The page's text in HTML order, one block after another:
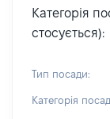
Категорія
стосується):
Тип посади:
Категорія